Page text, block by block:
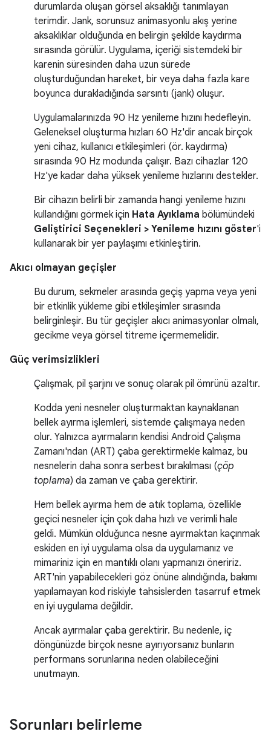
durumlarda oluşan görsel aksaklığı tanımlayan
terimdir. Jank, sorunsuz animasyonlu akış yerine
aksaklıklar olduğunda en belirgin şekilde kaydırma
sırasında görülür. Uygulama, içeriği sistemdeki bir
karenin süresinden daha uzun sürede
oluşturduğundan hareket, bir veya daha fazla kare
boyunca durakladığında sarsıntı (jank) oluşur.
Uygulamalarınızda 90 Hz yenileme hızını hedefleyin.
Geleneksel oluşturma hızları 60 Hz'dir ancak birçok
yeni cihaz, kullanıcı etkileşimleri (ör. kaydırma)
sırasında 90 Hz modunda çalışır. Bazı cihazlar 120
Hz'ye kadar daha yüksek yenileme hızlarını destekler.
Bir cihazın belirli bir zamanda hangi yenileme hızını
kullandığını görmek için Hata Ayıklama bölümündeki
Geliştirici Seçenekleri > Yenileme hızını göster'i
kullanarak bir yer paylaşımı etkinleştirin.
Akıcı olmayan geçişler
Bu durum, sekmeler arasında geçiş yapma veya yeni
bir etkinlik yükleme gibi etkileşimler sırasında
belirginleşir. Bu tür geçişler akıcı animasyonlar olmalı,
gecikme veya görsel titreme içermemelidir.
Güç verimsizlikleri
Çalışmak, pil şarjını ve sonuç olarak pil ömrünü azaltır.
Kodda yeni nesneler oluşturmaktan kaynaklanan
bellek ayırma işlemleri, sistemde çalışmaya neden
olur. Yalnızca ayırmaların kendisi Android Çalışma
Zamanı'ndan (ART) çaba gerektirmekle kalmaz, bu
nesnelerin daha sonra serbest bırakılması (çöp
toplama) da zaman ve çaba gerektirir.
Hem bellek ayırma hem de atık toplama, özellikle
geçici nesneler için çok daha hızlı ve verimli hale
geldi. Mümkün olduğunca nesne ayırmaktan kaçınmak
eskiden en iyi uygulama olsa da uygulamanız ve
mimariniz için en mantıklı olanı yapmanızı öneririz.
ART'nin yapabilecekleri göz önüne alındığında, bakımı
yapılamayan kod riskiyle tahsislerden tasarruf etmek
en iyi uygulama değildir.
Ancak ayırmalar çaba gerektirir. Bu nedenle, iç
döngünüzde birçok nesne ayırıyorsanız bunların
performans sorunlarına neden olabileceğini
unutmayın.
Sorunları belirleme